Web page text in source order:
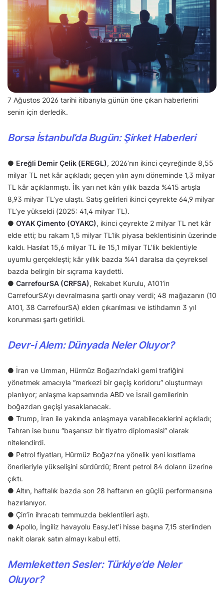
7 Ağustos 2026 tarihi itibarıyla günün öne çıkan haberlerini
senin için derledik.
Borsa İstanbul’da Bugün: Şirket Haberleri
● Ereğli Demir Çelik (EREGL), 2026’nın ikinci çeyreğinde 8,55
milyar TL net kâr açıkladı; geçen yılın aynı döneminde 1,3 milyar
TL kâr açıklanmıştı. İlk yarı net kârı yıllık bazda %415 artışla
8,93 milyar TL’ye ulaştı. Satış gelirleri ikinci çeyrekte 64,9 milyar
TL’ye yükseldi (2025: 41,4 milyar TL).
● OYAK Çimento (OYAKC), ikinci çeyrekte 2 milyar TL net kâr
elde etti; bu rakam 1,5 milyar TL’lik piyasa beklentisinin üzerinde
kaldı. Hasılat 15,6 milyar TL ile 15,1 milyar TL’lik beklentiyle
uyumlu gerçekleşti; kâr yıllık bazda %41 daralsa da çeyreksel
bazda belirgin bir sıçrama kaydetti.
● CarrefourSA (CRFSA), Rekabet Kurulu, A101’in
CarrefourSA’yı devralmasına şartlı onay verdi; 48 mağazanın (10
A101, 38 CarrefourSA) elden çıkarılması ve istihdamın 3 yıl
korunması şartı getirildi.
Devr-i Alem: Dünyada Neler Oluyor?
● İran ve Umman, Hürmüz Boğazı’ndaki gemi trafiğini
yönetmek amacıyla “merkezi bir geçiş koridoru” oluşturmayı
planlıyor; anlaşma kapsamında ABD ve İsrail gemilerinin
boğazdan geçişi yasaklanacak.
● Trump, İran ile yakında anlaşmaya varabileceklerini açıkladı;
Tahran ise bunu “başarısız bir tiyatro diplomasisi” olarak
nitelendirdi.
● Petrol fiyatları, Hürmüz Boğazı’na yönelik yeni kısıtlama
önerileriyle yükselişini sürdürdü; Brent petrol 84 doların üzerine
çıktı.
● Altın, haftalık bazda son 28 haftanın en güçlü performansına
hazırlanıyor.
● Çin’in ihracatı temmuzda beklentileri aştı.
● Apollo, İngiliz havayolu EasyJet’i hisse başına 7,15 sterlinden
nakit olarak satın almayı kabul etti.
Memleketten Sesler: Türkiye’de Neler
Oluyor?